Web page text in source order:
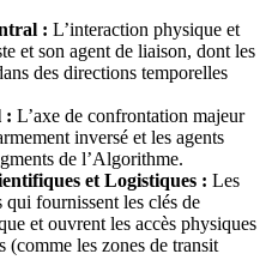
: L’interaction physique et
et son agent de liaison, dont les
des directions temporelles
: L’axe de confrontation majeur
inversé et les agents
de l’Algorithme.
et Logistiques : Les
qui fournissent les clés de
et ouvrent les accès physiques
(comme les zones de transit